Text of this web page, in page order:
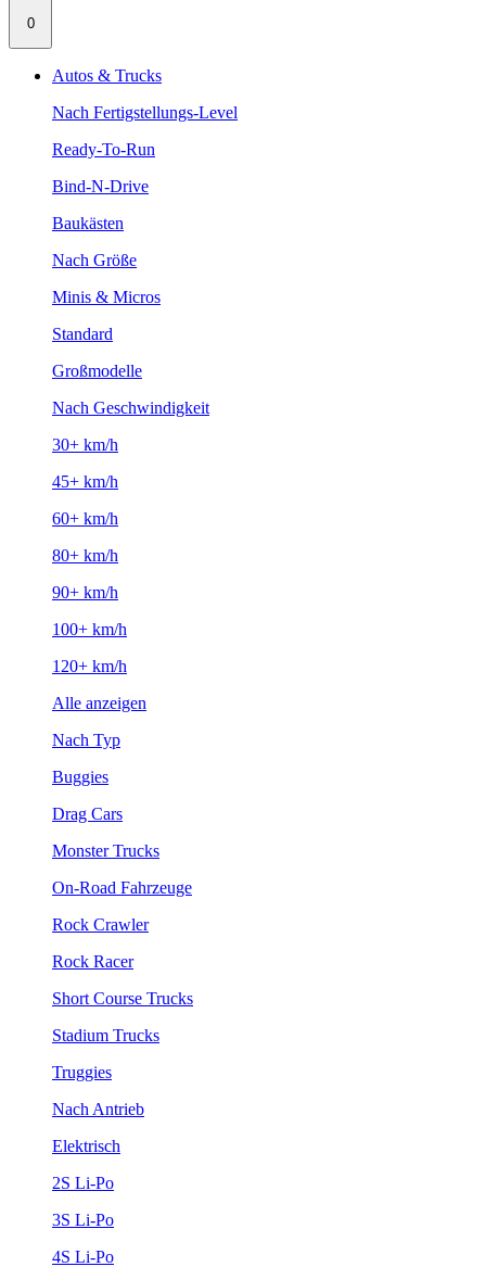
0
Autos & Trucks
Nach Fertigstellungs-Level
Ready-To-Run
Bind-N-Drive
Baukästen
Nach Größe
Minis & Micros
Standard
Großmodelle
Nach Geschwindigkeit
30+ km/h
45+ km/h
60+ km/h
80+ km/h
90+ km/h
100+ km/h
120+ km/h
Alle anzeigen
Nach Typ
Buggies
Drag Cars
Monster Trucks
On-Road Fahrzeuge
Rock Crawler
Rock Racer
Short Course Trucks
Stadium Trucks
Truggies
Nach Antrieb
Elektrisch
2S Li-Po
3S Li-Po
4S Li-Po